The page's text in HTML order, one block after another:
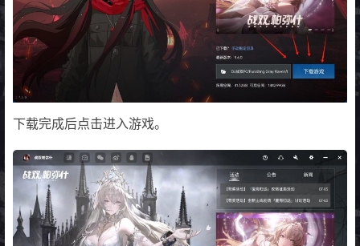
下载完成后点击进入游戏。